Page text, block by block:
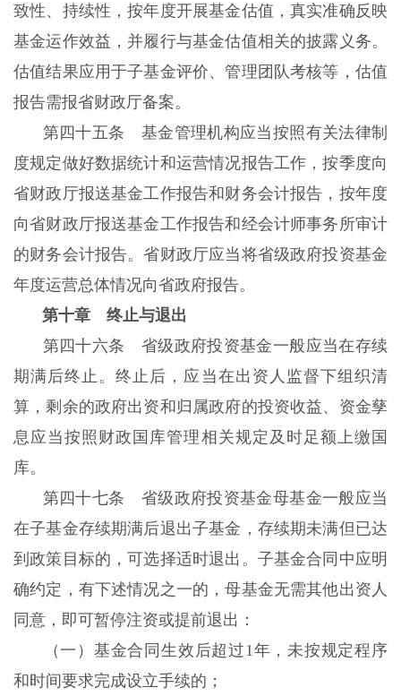
致性、持续性，按年度开展基金估值，真实准确反映
基金运作效益，并履行与基金估值相关的披露义务。
估值结果应用于子基金评价、管理团队考核等，估值
报告需报省财政厅备案。
第四十五条 基金管理机构应当按照有关法律制
度规定做好数据统计和运营情况报告工作，按季度向
省财政厅报送基金工作报告和财务会计报告，按年度
向省财政厅报送基金工作报告和经会计师事务所审计
的财务会计报告。省财政厅应当将省级政府投资基金
年度运营总体情况向省政府报告。
第十章 终止与退出
第四十六条 省级政府投资基金一般应当在存续
期满后终止。终止后，应当在出资人监督下组织清
算，剩余的政府出资和归属政府的投资收益、资金孳
息应当按照财政国库管理相关规定及时足额上缴国
库。
第四十七条 省级政府投资基金母基金一般应当
在子基金存续期满后退出子基金，存续期未满但已达
到政策目标的，可选择适时退出。子基金合同中应明
确约定，有下述情况之一的，母基金无需其他出资人
同意，即可暂停注资或提前退出：
（一）基金合同生效后超过1年，未按规定程序
和时间要求完成设立手续的；